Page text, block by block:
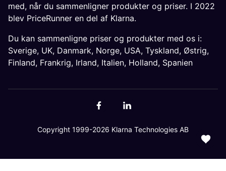
med, når du sammenligner produkter og priser. I 2022
blev PriceRunner en del af Klarna.
Du kan sammenligne priser og produkter med os i:
Sverige, UK, Danmark, Norge, USA, Tyskland, Østrig,
Finland, Frankrig, Irland, Italien, Holland, Spanien
Copyright 1999-2026 Klarna Technologies AB